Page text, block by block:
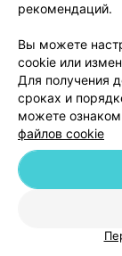
© 2026 ООО
г.
рекомендаций.
Вы можете
cookie или
Для получения
сроках и
можете
файлов cookie